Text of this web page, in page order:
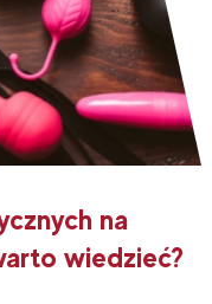
na
wiedzieć?